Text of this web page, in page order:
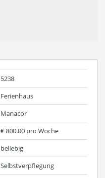
5238
Ferienhaus
Manacor
€ 800.00 pro Woche
beliebig
Selbstverpflegung